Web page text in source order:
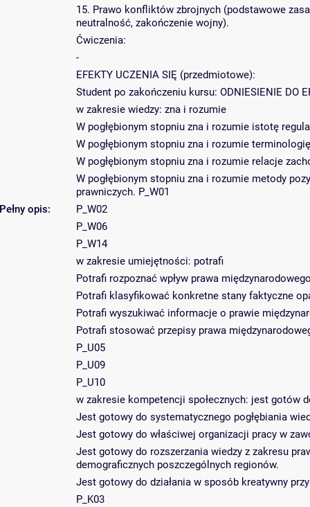
Pełny opis:
15. Prawo konfliktów zbrojnych (podstawowe
neutralność, zakończenie wojny).
Ćwiczenia:
-
EFEKTY UCZENIA SIĘ (przedmiotowe):
Student po zakończeniu kursu: ODNIESIENIE DO
w zakresie wiedzy: zna i rozumie
W pogłębionym stopniu zna i rozumie istotę
W pogłębionym stopniu zna i rozumie
W pogłębionym stopniu zna i rozumie relacje
W pogłębionym stopniu zna i rozumie metody
prawniczych. P_W01
P_W02
P_W06
P_W14
w zakresie umiejętności: potrafi
Potrafi rozpoznać wpływ prawa
Potrafi klasyfikować konkretne stany faktyczne
Potrafi wyszukiwać informacje o prawie
Potrafi stosować przepisy prawa
P_U05
P_U09
P_U10
w zakresie kompetencji społecznych: jest gotów
Jest gotowy do systematycznego pogłębiania
Jest gotowy do właściwej organizacji pracy w
Jest gotowy do rozszerzania wiedzy z zakresu
demograficznych poszczególnych regionów.
Jest gotowy do działania w sposób kreatywny
P_K03